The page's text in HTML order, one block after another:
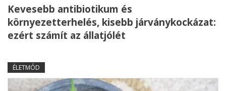
Kevesebb antibiotikum és
környezetterhelés, kisebb járványkockázat:
ezért számít az állatjólét
ÉLETMÓD